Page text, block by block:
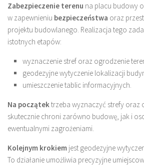
Zabezpieczenie terenu na placu budowy
w zapewnieniu bezpieczeństwa oraz
projektu budowlanego. Realizacja tego
istotnych etapów:
wyznaczenie stref oraz ogrodzenie
geodezyjne wytyczenie lokalizacji
umieszczenie tablic informacyjnych.
Na początektrzeba wyznaczyć strefy oraz
skutecznie chroni zarówno budowę, jak i
ewentualnymi zagrożeniami.
Kolejnym krokiem jest geodezyjne
To działanie umożliwia precyzyjne